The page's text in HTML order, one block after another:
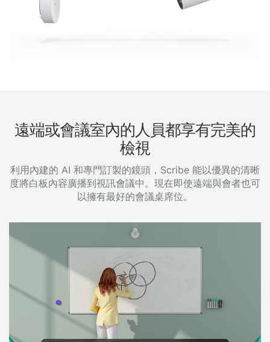
遠端或會議室內的人員都享有完美的
檢視
利用內建的 AI 和專門訂製的鏡頭，Scribe 能以優異的清晰
度將白板內容廣播到視訊會議中。現在即使遠端與會者也可
以擁有最好的會議桌席位。